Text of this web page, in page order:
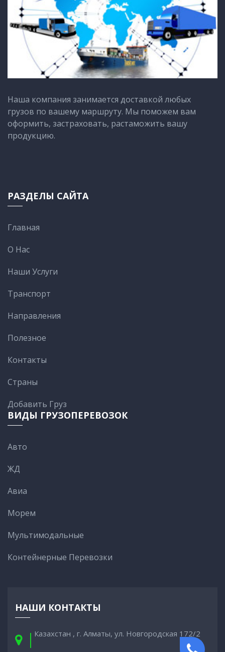
Наша компания занимается доставкой любых
грузов по вашему маршруту. Мы поможем вам
оформить, застраховать, растаможить вашу
продукцию.
РАЗДЕЛЫ САЙТА
Главная
О Нас
Наши Услуги
Транспорт
Направления
Полезное
Контакты
Cтраны
Добавить Груз
ВИДЫ ГРУЗОПЕРЕВОЗОК
Авто
ЖД
Авиа
Морем
Мультимодальные
Контейнерные Перевозки
НАШИ КОНТАКТЫ
Казахстан , г. Алматы, ул. Новгородская 172/2